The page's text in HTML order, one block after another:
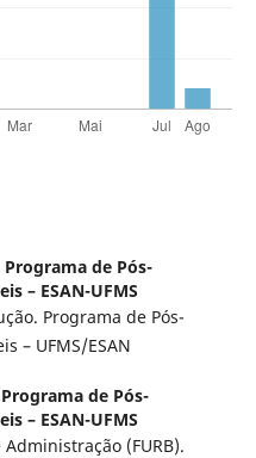
Programa de Pós-
– ESAN-UFMS
Programa de Pós-
– UFMS/ESAN
Programa de Pós-
– ESAN-UFMS
(FURB).